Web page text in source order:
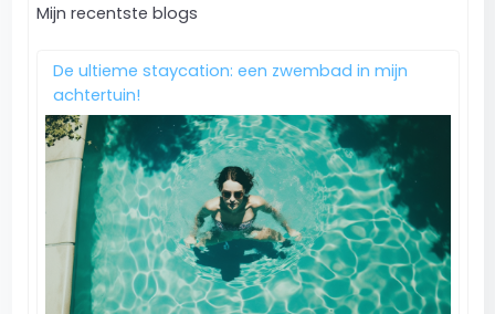
Mijn recentste blogs
De ultieme staycation: een zwembad in mijn
achtertuin!